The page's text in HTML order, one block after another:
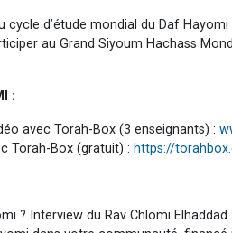
cycle d’étude mondial du Daf
au Grand Siyoum Hachass
:
avec Torah-Box (3 enseignants) :
Torah-Box (gratuit) : https://
? Interview du Rav Chlomi Elhaddad :